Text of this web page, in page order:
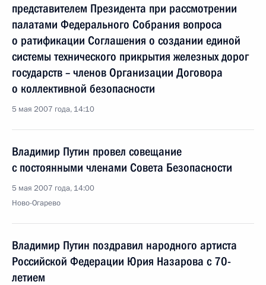
представителем Президента при рассмотрении
палатами Федерального Собрания вопроса
о ратификации Соглашения о создании единой
системы технического прикрытия железных дорог
государств – членов Организации Договора
о коллективной безопасности
5 мая 2007 года, 14:10
Владимир Путин провел совещание
с постоянными членами Совета Безопасности
5 мая 2007 года, 14:00
Ново-Огарево
Владимир Путин поздравил народного артиста
Российской Федерации Юрия Назарова с 70-
летием